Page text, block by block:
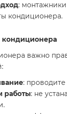
:
кондиционера.
кондиционера
важно
:
работы: не